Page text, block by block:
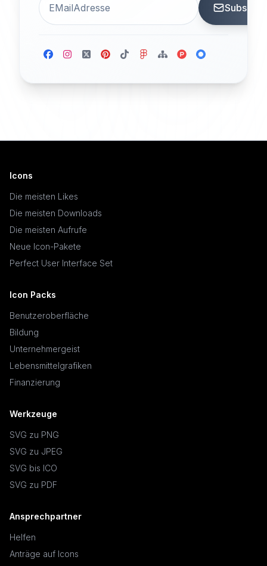
Icons
Die meisten Likes
Die meisten Downloads
Die meisten Aufrufe
Neue Icon-Pakete
Perfect User Interface Set
Icon Packs
Benutzeroberfläche
Bildung
Unternehmergeist
Lebensmittelgrafiken
Finanzierung
Werkzeuge
SVG zu PNG
SVG zu JPEG
SVG bis ICO
SVG zu PDF
Ansprechpartner
Helfen
Anträge auf Icons